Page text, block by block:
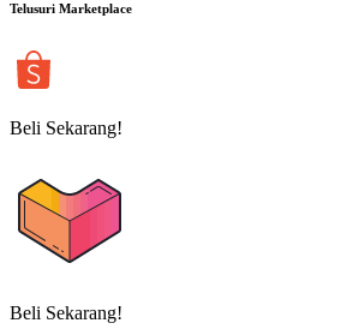
Telusuri Marketplace
Beli Sekarang!
Beli Sekarang!